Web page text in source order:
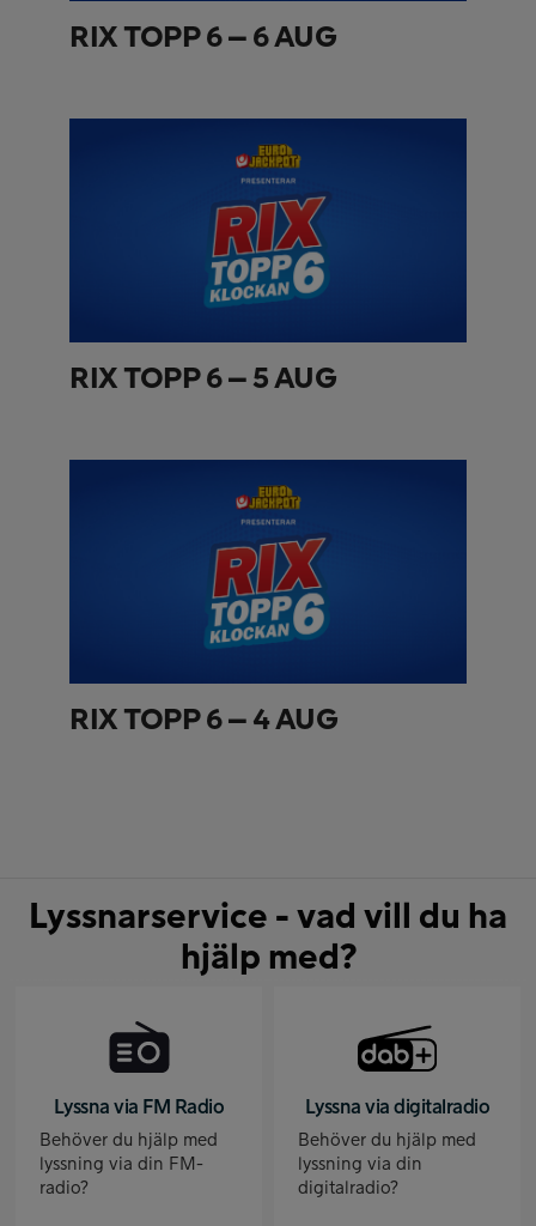
RIX TOPP 6 – 6 AUG
RIX TOPP 6 – 5 AUG
RIX TOPP 6 – 4 AUG
Lyssnarservice - vad vill du ha
hjälp med?
Lyssna via FM Radio
Behöver du hjälp med
lyssning via din FM-
radio?
Lyssna via digitalradio
Behöver du hjälp med
lyssning via din
digitalradio?